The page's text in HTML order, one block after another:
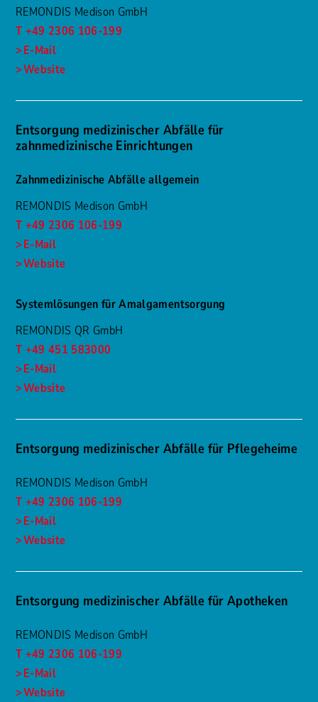
REMONDIS Medison GmbH
T +49 2306 106-199
E-Mail
Website
Entsorgung medizinischer Abfälle für
zahnmedizinische Einrichtungen
Zahnmedizinische Abfälle allgemein
REMONDIS Medison GmbH
T +49 2306 106-199
E-Mail
Website
Systemlösungen für Amalgamentsorgung
REMONDIS QR GmbH
T +49 451 583000
E-Mail
Website
Entsorgung medizinischer Abfälle für Pflegeheime
REMONDIS Medison GmbH
T +49 2306 106-199
E-Mail
Website
Entsorgung medizinischer Abfälle für Apotheken
REMONDIS Medison GmbH
T +49 2306 106-199
E-Mail
Website